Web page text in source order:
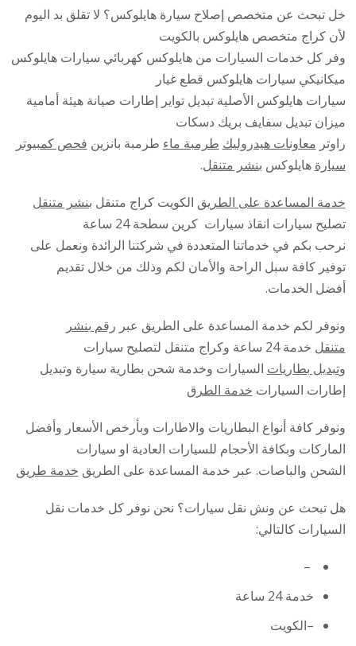
خل تبحث عن متخصص إصلاح سيارة هايلوكس؟ لا تقلق بد اليوم
لأن كراج متخصص هايلوكس بالكويت
وفر كل خدمات السيارات من هايلوكس كهربائي سيارات هايلوكس
ميكانيكي سيارات هايلوكس قطع غيار
سيارات هايلوكس الأصلية تبديل تواير إطارات صيانة هيئة أمامية
ميزان تبديل سفايف بريك دسكات
راوتر معاونات هيدروليك طرمبة ماء طرمبة بانزين فحص كمبيوتر
سيارة هايلوكس بنشر متنقل.
خدمة المساعدة على الطريق الكويت كراج متنقل بنشر متنقل
تصليح سيارات انقاذ سيارات كرين سطحة 24 ساعة
نرحب بكم في خدماتنا المتعددة في شركتنا الرائدة ونعمل على
توفير كافة سبل الراحة والأمان لكم وذلك من خلال تقديم
أفضل الخدمات.
ونوفر لكم خدمة المساعدة على الطريق عبر رقم بنشر
متنقل خدمة 24 ساعة وكراج متنقل لتصليح سيارات
وتبديل بطاريات السيارات وخدمة شحن بطارية سيارة وتبديل
إطارات السيارات خدمة الطرق
ونوفر كافة أنواع البطاريات والاطارات وبأرخص الأسعار وأفضل
الماركات وبكافة الأحجام للسيارات العادية او سيارات
الشحن والباصات. عبر خدمة المساعدة على الطريق خدمة طريق
هل تبحث عن ونش نقل سيارات؟ نحن نوفر كل خدمات نقل
السيارات كالتالي:
–
خدمة 24 ساعة
–الكويت